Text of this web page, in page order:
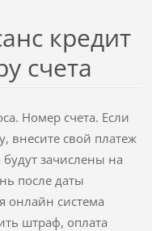
кредит
счета
Номер счета. Если
внесите свой платеж
зачислены на
после даты
онлайн система
штраф, оплата